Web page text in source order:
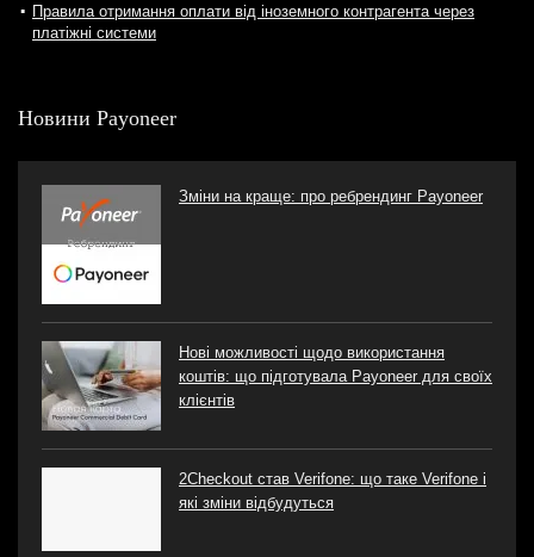
Правила отримання оплати від іноземного контрагента через
платіжні системи
Новини Payoneer
Зміни на краще: про ребрендинг Payoneer
Нові можливості щодо використання
коштів: що підготувала Payoneer для своїх
клієнтів
2Checkout став Verifone: що таке Verifone і
які зміни відбудуться